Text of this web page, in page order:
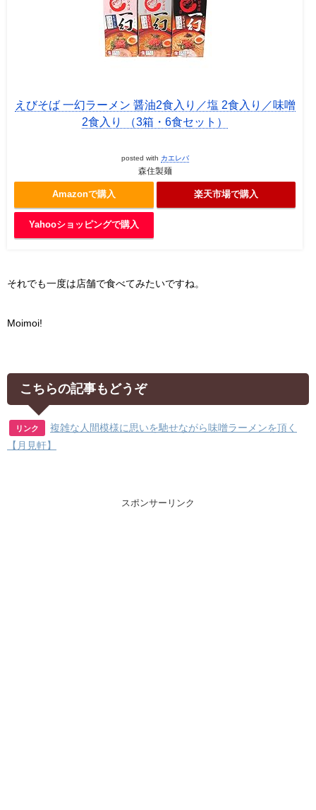
えびそば 一幻ラーメン 醤油2食入り／塩 2食入り／味噌
2食入り （3箱・6食セット）
posted with カエレバ
森住製麺
Amazonで購入 楽天市場で購入
Yahooショッピングで購入
それでも一度は店舗で食べてみたいですね。
Moimoi!
こちらの記事もどうぞ
リンク
複雑な人間模様に思いを馳せながら味噌ラーメンを頂く
【月見軒】
スポンサーリンク